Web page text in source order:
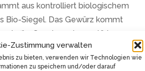
Zustimmung verwalten
zu bieten, verwenden wir Technologien wie
zu speichern und/oder darauf
aus kontrolliert biologischem
Bio-Siegel. Das Gewürz kommt
Geschmacksverstärker
aus – ein reines Naturprodukt für